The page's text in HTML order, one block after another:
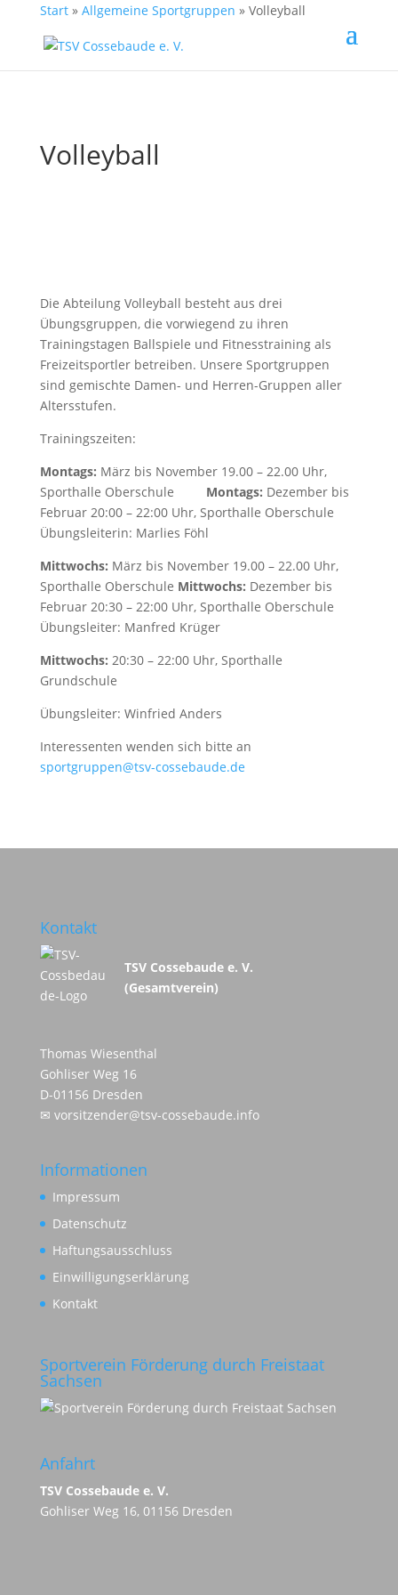
Start» Allgemeine Sportgruppen » Volleyball
Volleyball
Die Abteilung Volleyball besteht aus drei
Übungsgruppen, die vorwiegend zu ihren
Trainingstagen Ballspiele und Fitnesstraining als
Freizeitsportler betreiben. Unsere Sportgruppen
sind gemischte Damen- und Herren-Gruppen aller
Altersstufen.
Trainingszeiten:
Montags: März bis November 19.00 – 22.00 Uhr,
Sporthalle Oberschule Montags: Dezember bis
Februar 20:00 – 22:00 Uhr, Sporthalle Oberschule
Übungsleiterin: Marlies Föhl
Mittwochs: März bis November 19.00 – 22.00 Uhr,
Sporthalle Oberschule Mittwochs: Dezember bis
Februar 20:30 – 22:00 Uhr, Sporthalle Oberschule
Übungsleiter: Manfred Krüger
Mittwochs: 20:30 – 22:00 Uhr, Sporthalle
Grundschule
Übungsleiter: Winfried Anders
Interessenten wenden sich bitte an
sportgruppen@tsv-cossebaude.de
Kontakt
TSV Cossebaude e. V.
(Gesamtverein)
Thomas Wiesenthal
Gohliser Weg 16
D-01156 Dresden
✉ vorsitzender@tsv-cossebaude.info
Informationen
Impressum
Datenschutz
Haftungsausschluss
Einwilligungserklärung
Kontakt
Sportverein Förderung durch Freistaat
Sachsen
Anfahrt
TSV Cossebaude e. V.
Gohliser Weg 16, 01156 Dresden